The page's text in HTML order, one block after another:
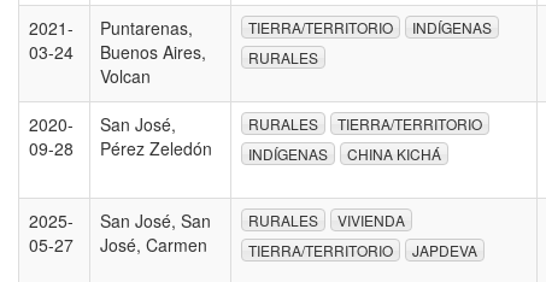
2021-
03-24
Puntarenas,
Buenos Aires,
Volcan
TIERRA/TERRITORIO
INDÍGENAS
RURALES
2020-
09-28
San José,
Pérez Zeledón
RURALES
TIERRA/TERRITORIO
INDÍGENAS
CHINA KICHÁ
2025-
05-27
San José, San
José, Carmen
RURALES
VIVIENDA
TIERRA/TERRITORIO
JAPDEVA